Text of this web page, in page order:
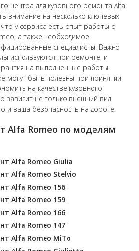
центра для кузовного ремонта Alfa
внимание на несколько ключевых
у сервиса есть опыт работы с
а также необходимое
специалисты. Важно
используются при ремонте, и
на выполненные работы.
могут быть полезны при принятии
на качестве кузовного
зависит не только внешний вид
и ваша безопасность на дороге.
Alfa Romeo по моделям
Alfa Romeo Giulia
Alfa Romeo Stelvio
Alfa Romeo 156
Alfa Romeo 159
Alfa Romeo 166
Alfa Romeo 147
Alfa Romeo MiTo